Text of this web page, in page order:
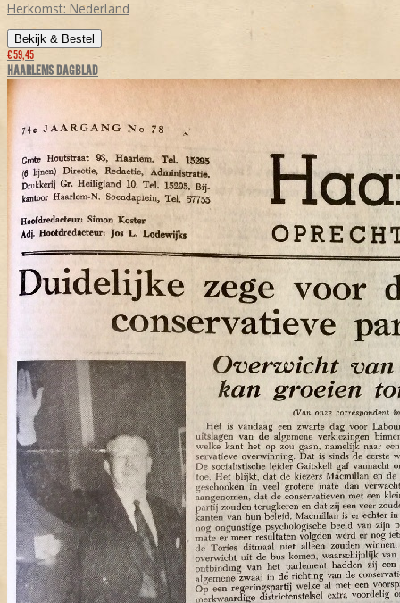
Herkomst: Nederland
Bekijk & Bestel
€ 59,45
HAARLEMS DAGBLAD